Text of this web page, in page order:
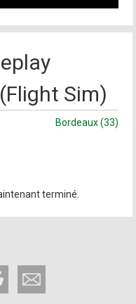
Sim)
Bordeaux (33)
terminé.